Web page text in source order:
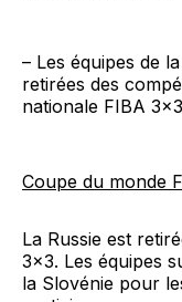
– Les équipes de
retirées des
nationale FIBA
Coupe du monde
La Russie est
3×3. Les équipes
la Slovénie pour